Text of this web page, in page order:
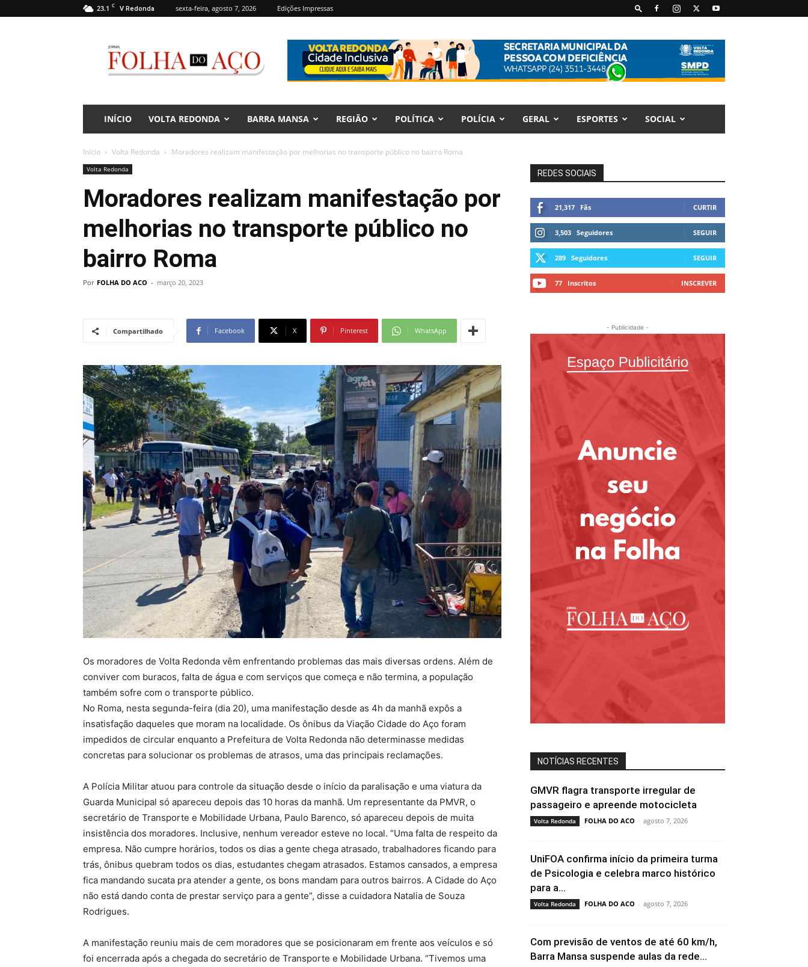
23.1 C V Redonda sexta-feira, agosto 7, 2026 Edições Impressas
Folha
do
Aço
INÍCIO VOLTA REDONDA BARRA MANSA REGIÃO POLÍTICA POLÍCIA GERAL ESPORTES SOCIAL
Início Volta Redonda Moradores realizam manifestação por melhorias no transporte público no bairro Roma
Volta Redonda
Moradores realizam manifestação por
melhorias no transporte público no
bairro Roma
Por FOLHA DO ACO - março 20, 2023
Compartilhado Facebook X Pinterest WhatsApp
Os moradores de Volta Redonda vêm enfrentando problemas das mais diversas ordens. Além de
conviver com buracos, falta de água e com serviços que começa e não termina, a população
também sofre com o transporte público.
No Roma, nesta segunda-feira (dia 20), uma manifestação desde as 4h da manhã expôs a
insatisfação daqueles que moram na localidade. Os ônibus da Viação Cidade do Aço foram
impedidos de circular enquanto a Prefeitura de Volta Redonda não determinasse medidas
concretas para solucionar os problemas de atrasos, uma das principais reclamações.
A Polícia Militar atuou para controle da situação desde o início da paralisação e uma viatura da
Guarda Municipal só apareceu depois das 10 horas da manhã. Um representante da PMVR, o
secretário de Transporte e Mobilidade Urbana, Paulo Barenco, só apareceu depois de muita
insistência dos moradores. Inclusive, nenhum vereador esteve no local. “Uma falta de respeito da
empresa. Não cumpre horários, todos os dias a gente chega atrasado, trabalhadores ficando para
trás, ônibus quebram todos os dias, estudantes chegam atrasados. Estamos cansados, a empresa
fica mandando sucata pra atender a gente, os bons mandam para outros bairros. A Cidade do Aço
não está dando conta de prestar serviço para a gente”, disse a cuidadora Natalia de Souza
Rodrigues.
A manifestação reuniu mais de cem moradores que se posicionaram em frente aos veículos e só
foi encerrada após a chegada do secretário de Transporte e Mobilidade Urbana. “Tivemos uma
REDES SOCIAIS
21,317 Fãs CURTIR
3,503 Seguidores SEGUIR
289 Seguidores SEGUIR
77 Inscritos INSCREVER
- Publicidade -
NOTÍCIAS RECENTES
GMVR flagra transporte irregular de
passageiro e apreende motocicleta
Volta Redonda FOLHA DO ACO - agosto 7, 2026
UniFOA confirma início da primeira turma
de Psicologia e celebra marco histórico
para a...
Volta Redonda FOLHA DO ACO - agosto 7, 2026
Com previsão de ventos de até 60 km/h,
Barra Mansa suspende aulas da rede...